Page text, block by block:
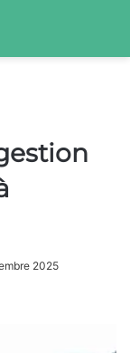
2025